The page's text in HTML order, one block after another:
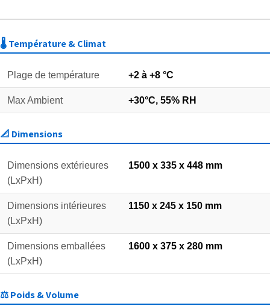
🌡️ Température & Climat
Plage de température +2 à +8 °C
Max Ambient +30°C, 55% RH
📐 Dimensions
Dimensions extérieures
(LxPxH)
1500 x 335 x 448 mm
Dimensions intérieures
(LxPxH)
1150 x 245 x 150 mm
Dimensions emballées
(LxPxH)
1600 x 375 x 280 mm
⚖️ Poids & Volume